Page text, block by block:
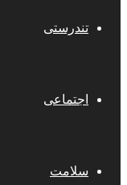
تندرستی
اجتماعی
سلامت